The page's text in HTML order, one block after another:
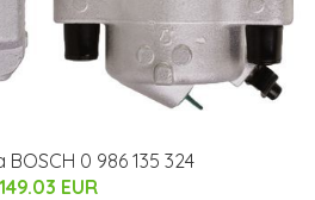
0 986 135 324
149.03 EUR